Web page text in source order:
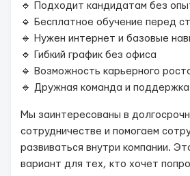
🔹 Подходит кандидатам без
🔹 Бесплатное обучение перед
🔹 Нужен интернет и базовые
🔹 Гибкий график без офиса
🔹 Возможность карьерного
🔹 Дружная команда и поддержка
Мы заинтересованы в
сотрудничестве и помогаем
развиваться внутри компании.
вариант для тех, кто хочет